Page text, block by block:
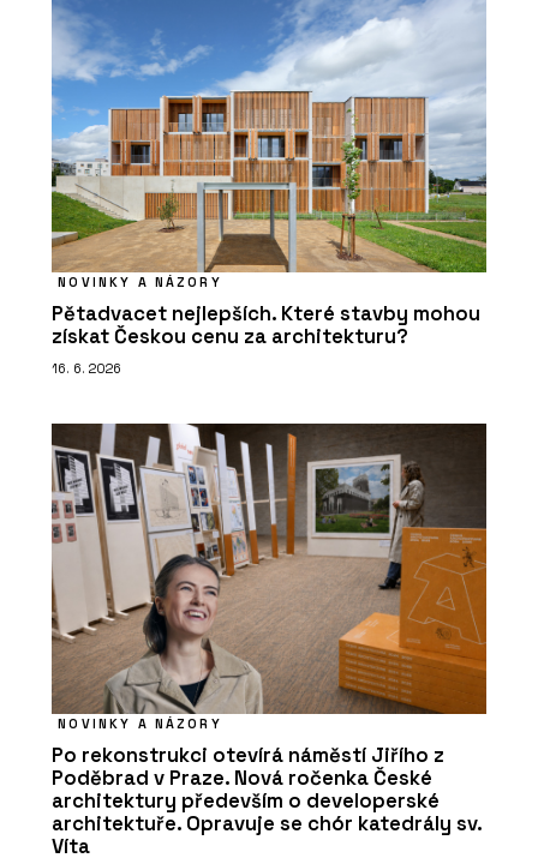
NOVINKY A NÁZORY
Pětadvacet nejlepších. Které stavby mohou
získat Českou cenu za architekturu?
16. 6. 2026
NOVINKY A NÁZORY
Po rekonstrukci otevírá náměstí Jiřího z
Poděbrad v Praze. Nová ročenka České
architektury především o developerské
architektuře. Opravuje se chór katedrály sv.
Víta